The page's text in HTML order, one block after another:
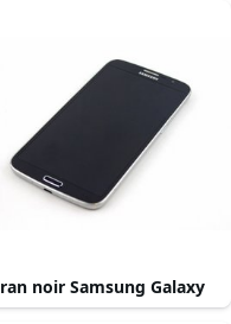
noir Samsung Galaxy